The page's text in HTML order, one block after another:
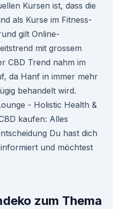
Kursen ist, dass die
als Kurse im Fitness-
gilt Online-
mit grossem
CBD Trend nahm im
da Hanf in immer mehr
behandelt wird.
- Holistic Health &
kaufen: Alles
Du hast dich
und möchtest
zum Thema